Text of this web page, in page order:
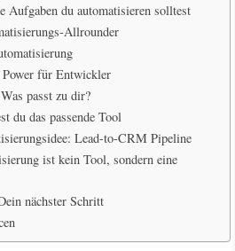
Aufgaben du automatisieren solltest
Allrounder
Power für Entwickler
passt zu dir?
du das passende Tool
Lead-to-CRM Pipeline
ist kein Tool, sondern eine
nächster Schritt